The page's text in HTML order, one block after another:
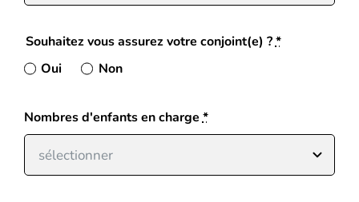
Souhaitez vous assurez votre conjoint(e) ?*
Oui
Non
Nombres d'enfants en charge*